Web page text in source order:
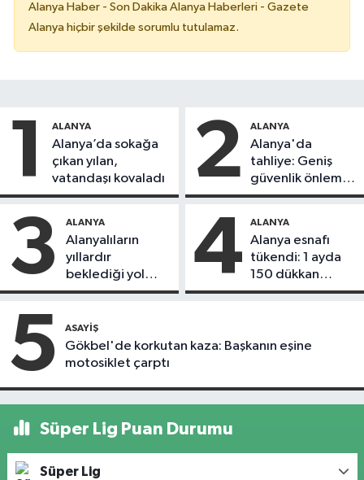
Alanya Haber - Son Dakika Alanya Haberleri - Gazete
Alanya hiçbir şekilde sorumlu tutulamaz.
1 ALANYA
Alanya’da sokağa
çıkan yılan,
vatandaşı kovaladı
2 ALANYA
Alanya'da
tahliye: Geniş
güvenlik önlemi
alındı
3 ALANYA
Alanyalıların
yıllardır
beklediği yol
askıdan döndü
4 ALANYA
Alanya esnafı
tükendi: 1 ayda
150 dükkan
kapandı
5 ASAYIŞ
Gökbel'de korkutan kaza: Başkanın eşine
motosiklet çarptı
Süper Lig Puan Durumu
Süper Lig